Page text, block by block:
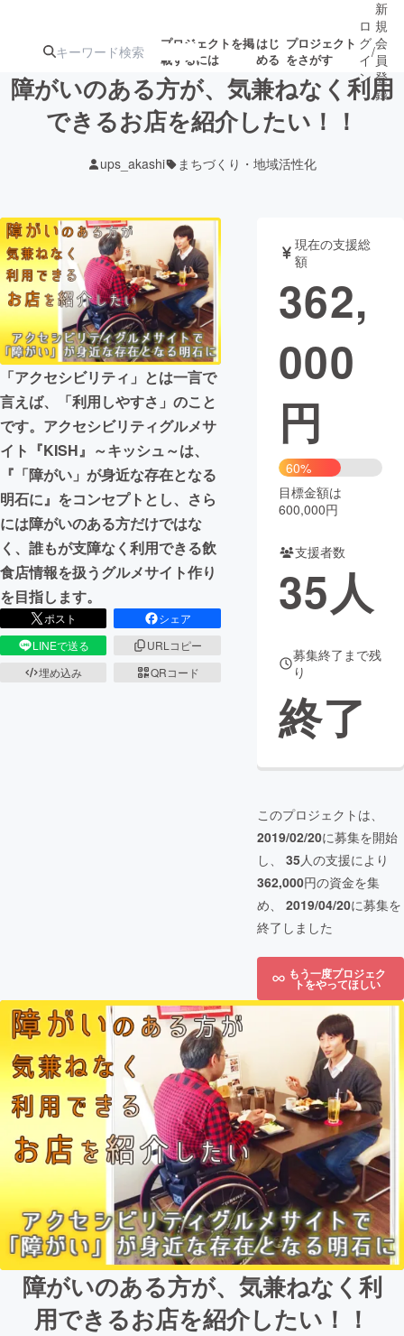
プロジェクトを掲
載するには
はじ
める
プロジェクト
をさがす
ターン
ジェクト
募集終了が近いプ
ロジェクト
アート・写真 音楽
テクノロジー・ガジェット ゲーム・サ
映像・映画
ビジネス・起業
まちづくり・地域活性化
CAMPFIRE for Social Good
CAMPFIRE Creation
CAMPFIREふるさと納税
コミュニティ
ロ
グ
イ
ン
/
新
規
会
員
登
録
障がいのある方が、気兼ねなく利用
できるお店を紹介したい！！
ups_akashi まちづくり・地域活性化
「アクセシビリティ」とは一言で
言えば、「利用しやすさ」のこと
です。アクセシビリティグルメサ
イト『KISH』～キッシュ～は、
『「障がい」が身近な存在となる
明石に』をコンセプトとし、さら
には障がいのある方だけではな
く、誰もが支障なく利用できる飲
食店情報を扱うグルメサイト作り
を目指します。
ポスト
シェア
LINEで送る
URLコピー
埋め込み
QRコード
現在の支援総
額
362,
000
円
60%
目標金額は
600,000円
支援者数
35人
募集終了まで残
り
終了
このプロジェクトは、
2019/02/20に募集を開始
し、 35人の支援により
362,000円の資金を集
め、 2019/04/20に募集を
終了しました
もう一度プロジェク
トをやってほしい
障がいのある方が、気兼ねなく利
用できるお店を紹介したい！！